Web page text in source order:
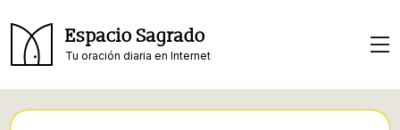
Espacio Sagrado
Tu oración diaria en Internet